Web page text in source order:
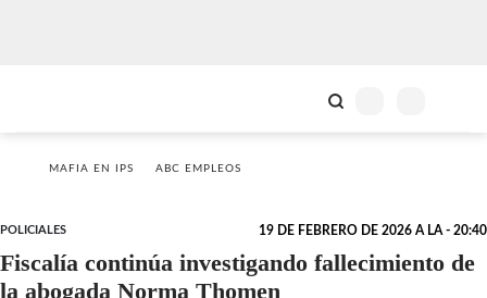
MAFIA EN IPS ABC EMPLEOS
POLICIALES 19 DE FEBRERO DE 2026 A LA - 20:40
Fiscalía continúa investigando fallecimiento de
la abogada Norma Thomen